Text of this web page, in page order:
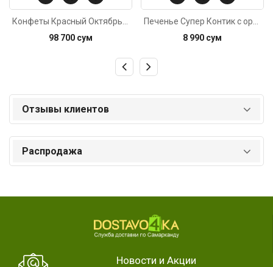
98 700 сум
8 990 сум
Отзывы клиентов
Распродажа
Новости и Акции